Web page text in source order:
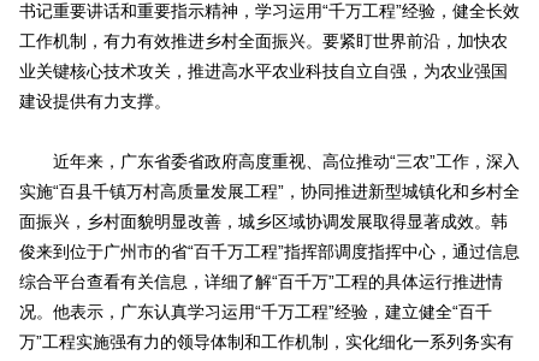
书记重要讲话和重要指示精神，学习运用“千万工程”经验，健全长效
工作机制，有力有效推进乡村全面振兴。要紧盯世界前沿，加快农
业关键核心技术攻关，推进高水平农业科技自立自强，为农业强国
建设提供有力支撑。
近年来，广东省委省政府高度重视、高位推动“三农”工作，深入
实施“百县千镇万村高质量发展工程”，协同推进新型城镇化和乡村全
面振兴，乡村面貌明显改善，城乡区域协调发展取得显著成效。韩
俊来到位于广州市的省“百千万工程”指挥部调度指挥中心，通过信息
综合平台查看有关信息，详细了解“百千万”工程的具体运行推进情
况。他表示，广东认真学习运用“千万工程”经验，建立健全“百千
万”工程实施强有力的领导体制和工作机制，实化细化一系列务实有